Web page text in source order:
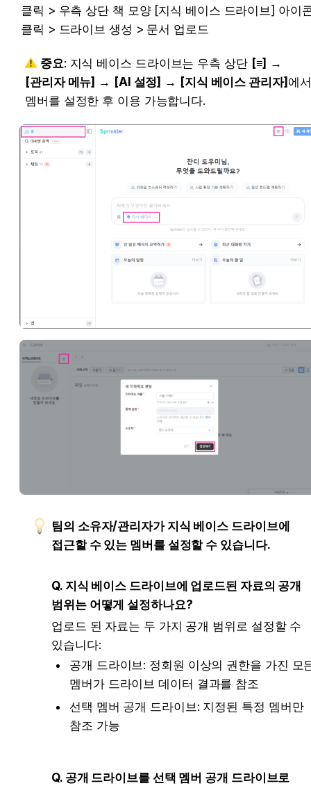
클릭 > 우측 상단 책 모양 [지식 베이스 드라이브] 아이
클릭 > 드라이브 생성 > 문서 업로드
중요 : 지식 베이스 드라이브는 우측 상단 [≡]
→
[관리자 메뉴]
→ [AI 설정] → [지식 베이스 관리자] 에서 멤
버를 설정한 후 이용 가능합니다.
팀의 소유자/관리자가 지식 베이스 드라이브에
접근할 수 있는 멤버를 설정할 수 있습니다.
Q. 지식 베이스 드라이브에 업로드된 자료의 공개
범위는 어떻게 설정하나요?
업로드 된 자료는 두 가지 공개 범위로 설정할 수
있습니다:
공개 드라이브: 정회원 이상의 권한을 가진 모
멤버가 드라이브 데이터 결과를 참조
선택 멤버 공개 드라이브: 지정된 특정 멤버만
참조 가능
Q. 공개 드라이브를 선택 멤버 공개 드라이브로